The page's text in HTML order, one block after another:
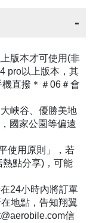
版本才可使用(非
pro以上版本，其
直撥＊＃06＃會
峽谷、優勝美地
國家公園等偏遠
使用原則」，若
點分享)，可能
24小時內將訂單
地點，告知翔翼
信